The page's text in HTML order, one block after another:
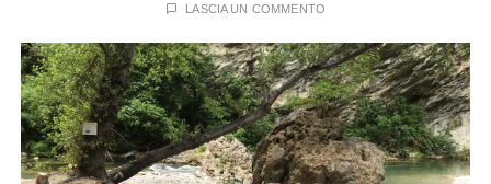
LASCIA UN COMMENTO